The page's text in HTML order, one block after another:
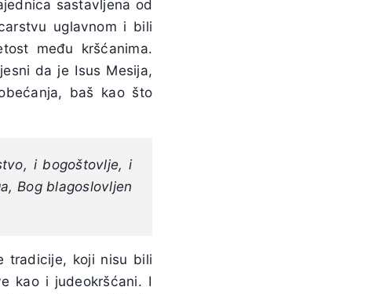
sastavljena od
uglavnom i bili
među kršćanima.
da je Isus Mesija,
baš kao što
i bogoštovlje, i
Bog blagoslovljen
tradicije, koji nisu bili
kao i judeokršćani. I